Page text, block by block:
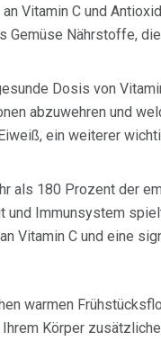
Vitamin C und
Gemüse Nährstoffe,
Dosis von
abzuwehren und
ein weiterer
als 180 Prozent der
und Immunsystem
Vitamin C und eine
warmen
Körper